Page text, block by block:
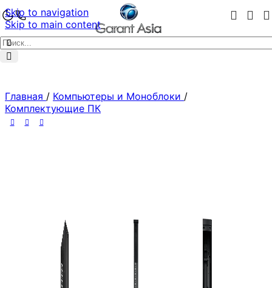
Skip to navigation
Skip to main content
Главная / Компьютеры и Моноблоки /
Комплектующие ПК